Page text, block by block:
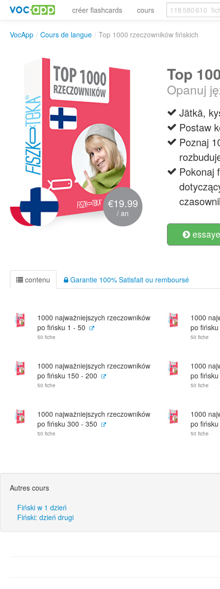
créer flashcards cours
VocApp / Cours de langue / Top 1000 rzeczowników fińskich
€19.99
/ an
Top
Opanuj
Jätkä,
Postaw
Poznaj
Pokonaj
contenu Garantie 100% Satisfait ou remboursé
1000 najważniejszych rzeczowników
po fińsku 1 - 50
50 fiche
1000
po
50 fiche
1000 najważniejszych rzeczowników
po fińsku 150 - 200
50 fiche
1000
po
50 fiche
1000 najważniejszych rzeczowników
po fińsku 300 - 350
50 fiche
1000
po
50 fiche
Autres cours
Fiński w 1 dzień
Fiński: dzień drugi